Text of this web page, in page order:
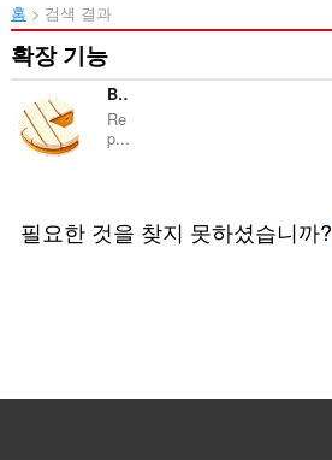
홈 검색 결과
확장 기능
Brie
Re
p...
등
급
필요한 것을 찾지 못하셨습니까?